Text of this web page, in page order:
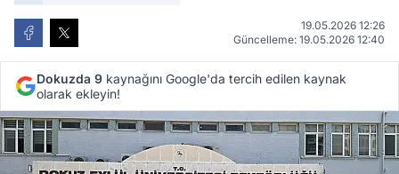
19.05.2026 12:26
Güncelleme: 19.05.2026 12:40
Dokuzda 9 kaynağını Google'da tercih edilen kaynak
olarak ekleyin!